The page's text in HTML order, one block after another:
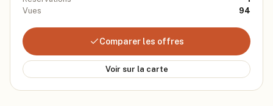
Vues
94
Comparer les offres
Voir sur la carte